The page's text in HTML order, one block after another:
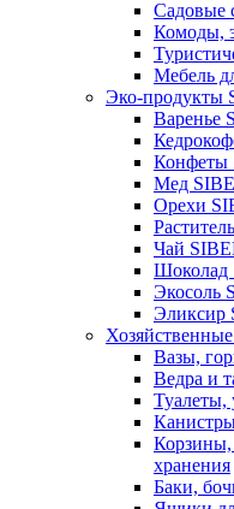
Садовые
Комоды,
Мебель
Эко-продукты
Варенье
Конфеты
Мед
Орехи
Чай
Шоколад
Экосоль
Эликсир
Вазы,
Ведра и
Туалеты,
Корзины,
хранения
Баки,